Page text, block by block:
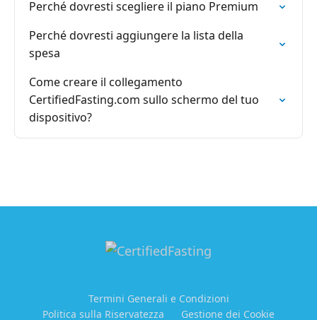
Perché dovresti scegliere il piano Premium
Perché dovresti aggiungere la lista della
spesa
Come creare il collegamento
CertifiedFasting.com sullo schermo del tuo
dispositivo?
Termini Generali e Condizioni
Politica sulla Riservatezza
Gestione dei Cookie